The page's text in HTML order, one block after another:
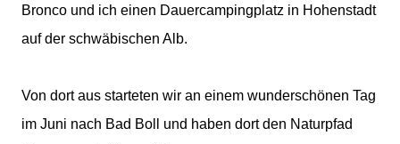
Bronco und ich einen Dauercampingplatz in Hohenstadt
auf der schwäbischen Alb.
Von dort aus starteten wir an einem wunderschönen Tag
im Juni nach Bad Boll und haben dort den Naturpfad